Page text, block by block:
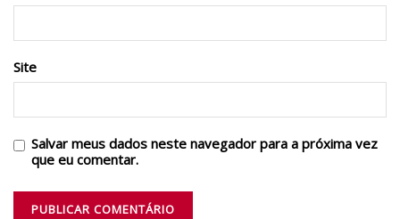
Site
Salvar meus dados neste navegador para a próxima vez
que eu comentar.